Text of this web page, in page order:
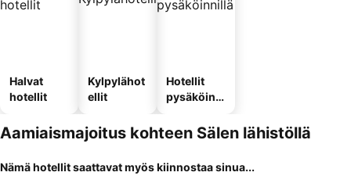
Halvat
hotellit
Kylpylähot
ellit
Hotellit
pysäköinni
Aamiaismajoitus kohteen Sälen lähistöllä
Nämä hotellit saattavat myös kiinnostaa sinua...